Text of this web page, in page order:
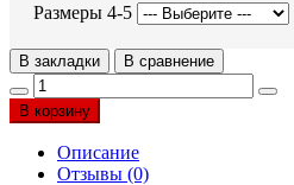
Размеры 4-5
В закладки В сравнение
В корзину
Описание
Отзывы (0)